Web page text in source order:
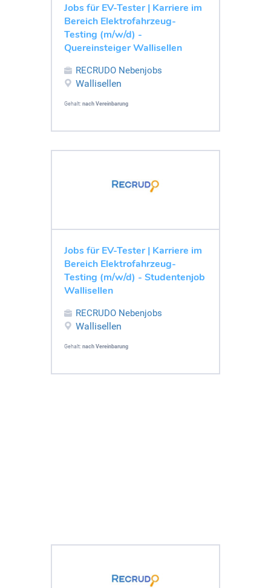
Jobs für EV-Tester | Karriere im
Bereich Elektrofahrzeug-
Testing (m/w/d) -
Quereinsteiger Wallisellen
RECRUDO Nebenjobs
Wallisellen
Gehalt: nach Vereinbarung
Jobs für EV-Tester | Karriere im
Bereich Elektrofahrzeug-
Testing (m/w/d) - Studentenjob
Wallisellen
RECRUDO Nebenjobs
Wallisellen
Gehalt: nach Vereinbarung